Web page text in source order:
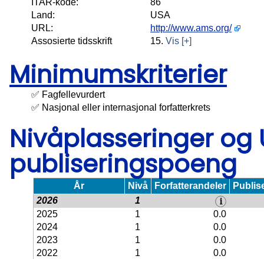
ITAR-kode:
86
Land:
USA
URL:
http://www.ams.org/
Assosierte tidsskrift
15. Vis [+]
Minimumskriterier
✅ Fagfellevurdert
✅ Nasjonal eller internasjonal forfatterkrets
Nivåplasseringer og
publiseringspoeng
År Nivå Forfatterandeler
2026
1
2025
1
0.0
2024
1
0.0
2023
1
0.0
2022
1
0.0